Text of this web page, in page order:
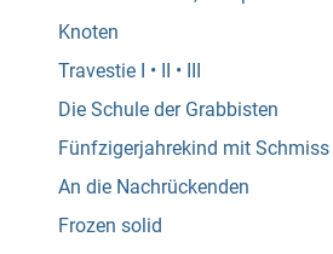
Knoten
Travestie I • II • III
Die Schule der Grabbisten
Fünfzigerjahrekind mit Schmiss
An die Nachrückenden
Frozen solid